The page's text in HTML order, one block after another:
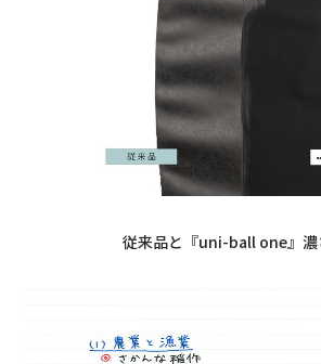
従来品と『uni-ball one』